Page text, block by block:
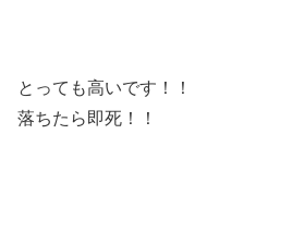
とっても高いです！！
落ちたら即死！！